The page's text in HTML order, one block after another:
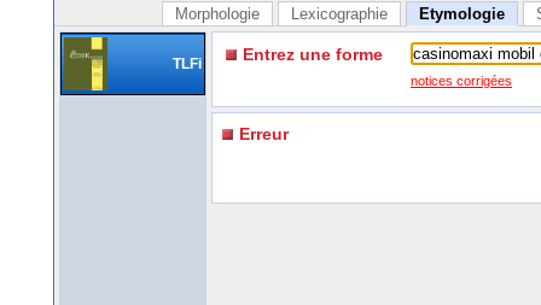
Morphologie Lexicographie Etymologie
TLFi Entrez une forme
notices corrigées
Erreur